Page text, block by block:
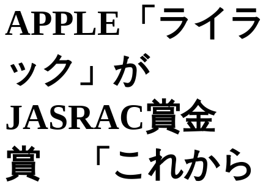
APPLE「ライラ
ック」が
JASRAC賞金
賞 「これから